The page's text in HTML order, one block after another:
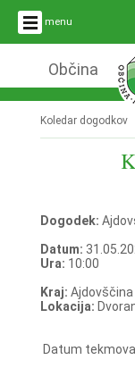
menu
Občina
Koledar dogodkov
Dogodek:
Datum:
Ura: 10:00
Kraj: Ajdovščina
Lokacija:
Datum